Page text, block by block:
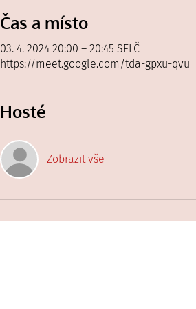
Čas a místo
03. 4. 2024 20:00 – 20:45 SELČ
https://meet.google.com/tda-gpxu-qvu
Hosté
Zobrazit vše